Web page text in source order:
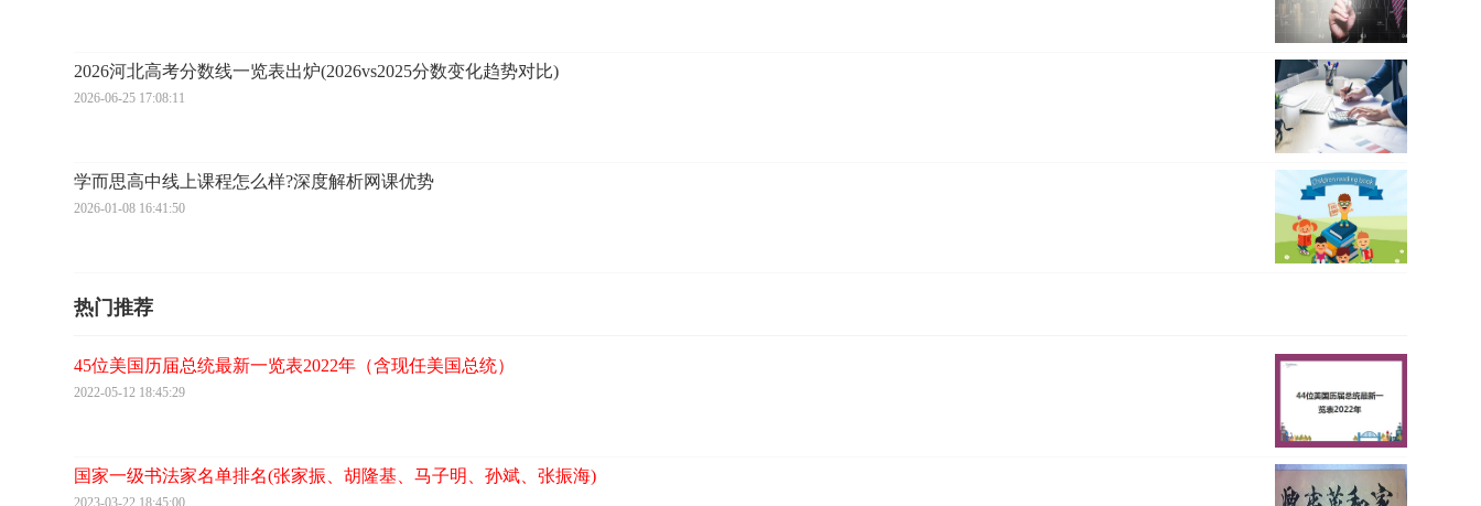
2026河北高考分数线一览表出炉(2026vs2025分数变化趋势对比)
2026-06-25 17:08:11
学而思高中线上课程怎么样?深度解析网课优势
2026-01-08 16:41:50
热门推荐
45位美国历届总统最新一览表2022年（含现任美国总统）
2022-05-12 18:45:29
国家一级书法家名单排名(张家振、胡隆基、马子明、孙斌、张振海)
2023-03-22 18:45:00